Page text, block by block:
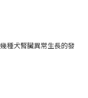
種犬腎臟異常生長的發